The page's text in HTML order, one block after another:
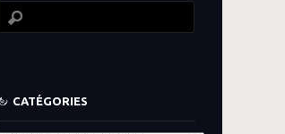
CATÉGORIES